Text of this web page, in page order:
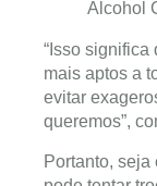
Alcohol
“Isso significa
mais aptos a
evitar
queremos”,
Portanto,